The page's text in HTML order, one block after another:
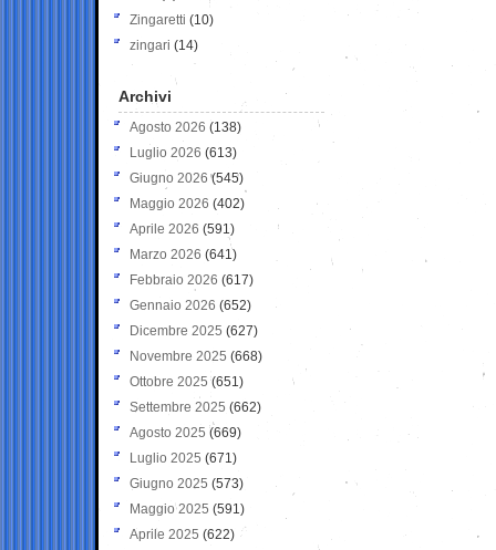
Zingaretti (10)
zingari (14)
Archivi
Agosto 2026 (138)
Luglio 2026 (613)
Giugno 2026 (545)
Maggio 2026 (402)
Aprile 2026 (591)
Marzo 2026 (641)
Febbraio 2026 (617)
Gennaio 2026 (652)
Dicembre 2025 (627)
Novembre 2025 (668)
Ottobre 2025 (651)
Settembre 2025 (662)
Agosto 2025 (669)
Luglio 2025 (671)
Giugno 2025 (573)
Maggio 2025 (591)
Aprile 2025 (622)